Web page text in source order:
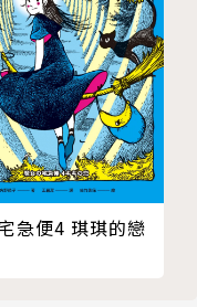
。藝術風格師承名
纖細特質，以瑰麗
有蒙太奇文本的創
，獲文化局、博物
版合作，創作也獲
急便4 琪琪的戀